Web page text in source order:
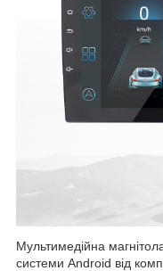
Мультимедійна
системи Android від